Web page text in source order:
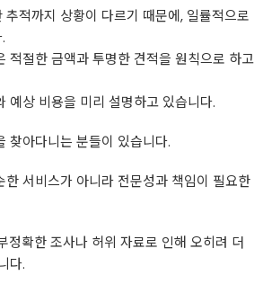
적까지 상황이 다르기 때문에, 일률적으로
적절한 금액과 투명한 견적을 원칙으로 하고
예상 비용을 미리 설명하고 있습니다.
찾아다니는 분들이 있습니다.
서비스가 아니라 전문성과 책임이 필요한
정확한 조사나 허위 자료로 인해 오히려 더
다.